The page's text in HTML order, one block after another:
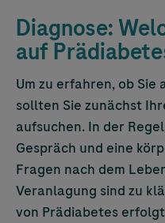
Diagnose:
auf
Um zu erfahren, ob
sollten Sie zunächst
aufsuchen. In der
Gespräch und eine
Fragen nach dem
Veranlagung sind zu
von Prädiabetes